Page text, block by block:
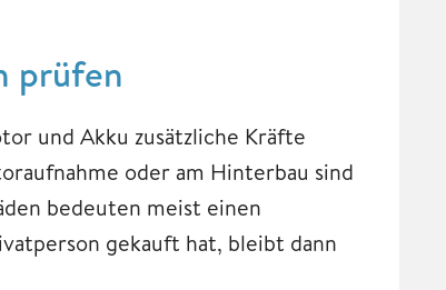
prüfen
und Akku zusätzliche Kräfte
oder am Hinterbau sind
bedeuten meist einen
gekauft hat, bleibt dann